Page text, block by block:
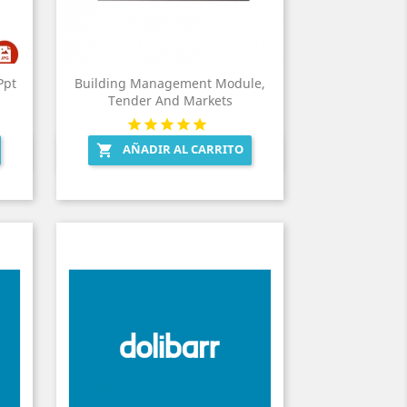
Building Management Module,
Tender And Markets
 AÑADIR AL CARRITO
Vista rápida